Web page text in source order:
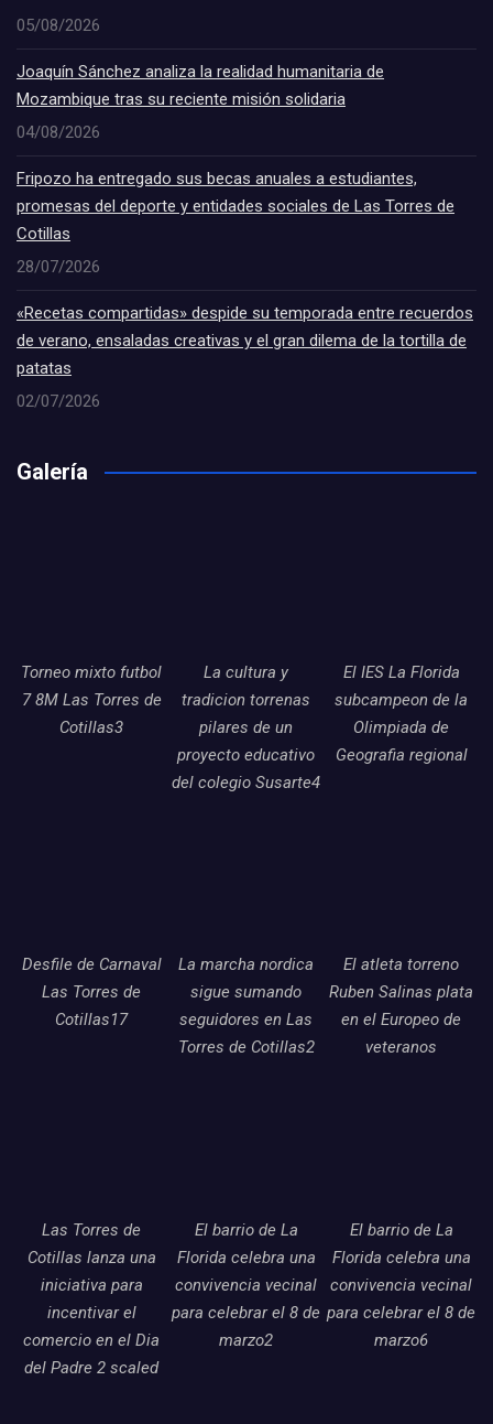
05/08/2026
Joaquín Sánchez analiza la realidad humanitaria de
Mozambique tras su reciente misión solidaria
04/08/2026
Fripozo ha entregado sus becas anuales a estudiantes,
promesas del deporte y entidades sociales de Las Torres de
Cotillas
28/07/2026
«Recetas compartidas» despide su temporada entre recuerdos
de verano, ensaladas creativas y el gran dilema de la tortilla de
patatas
02/07/2026
Galería
Torneo mixto futbol
7 8M Las Torres de
Cotillas3
La cultura y
tradicion torrenas
pilares de un
proyecto educativo
del colegio Susarte4
El IES La Florida
subcampeon de la
Olimpiada de
Geografia regional
Desfile de Carnaval
Las Torres de
Cotillas17
La marcha nordica
sigue sumando
seguidores en Las
Torres de Cotillas2
El atleta torreno
Ruben Salinas plata
en el Europeo de
veteranos
Las Torres de
Cotillas lanza una
iniciativa para
incentivar el
comercio en el Dia
del Padre 2 scaled
El barrio de La
Florida celebra una
convivencia vecinal
para celebrar el 8 de
marzo2
El barrio de La
Florida celebra una
convivencia vecinal
para celebrar el 8 de
marzo6